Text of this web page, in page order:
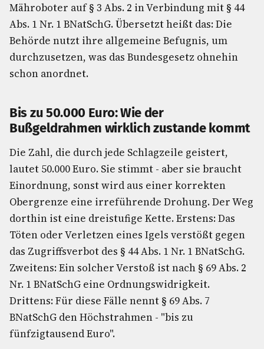
Mähroboter auf § 3 Abs. 2 in Verbindung mit § 44
Abs. 1 Nr. 1 BNatSchG. Übersetzt heißt das: Die
Behörde nutzt ihre allgemeine Befugnis, um
durchzusetzen, was das Bundesgesetz ohnehin
schon anordnet.
Bis zu 50.000 Euro: Wie der
Bußgeldrahmen wirklich zustande kommt
Die Zahl, die durch jede Schlagzeile geistert,
lautet 50.000 Euro. Sie stimmt - aber sie braucht
Einordnung, sonst wird aus einer korrekten
Obergrenze eine irreführende Drohung. Der Weg
dorthin ist eine dreistufige Kette. Erstens: Das
Töten oder Verletzen eines Igels verstößt gegen
das Zugriffsverbot des § 44 Abs. 1 Nr. 1 BNatSchG.
Zweitens: Ein solcher Verstoß ist nach § 69 Abs. 2
Nr. 1 BNatSchG eine Ordnungswidrigkeit.
Drittens: Für diese Fälle nennt § 69 Abs. 7
BNatSchG den Höchstrahmen - "bis zu
fünfzigtausend Euro".